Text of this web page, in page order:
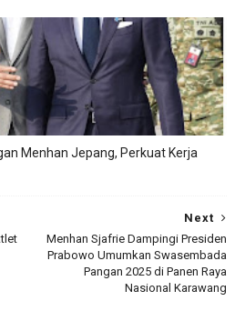
Menhan Jepang, Perkuat Kerja
Next
Menhan Sjafrie Dampingi Presiden
Prabowo Umumkan Swasembada
Pangan 2025 di Panen Raya
Nasional Karawang